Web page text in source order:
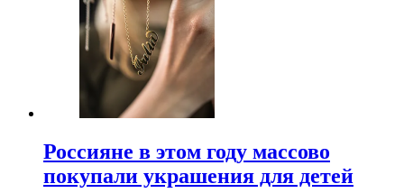
Россияне в этом году массово
покупали украшения для детей